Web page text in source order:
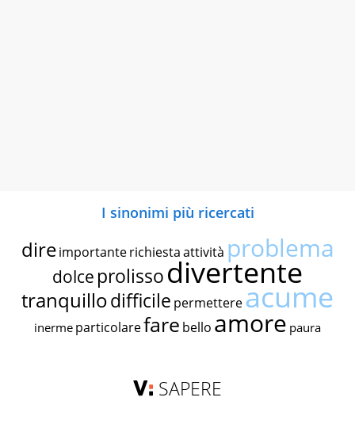
I sinonimi più ricercati
dire importante richiestaattività problema
dolce prolissodivertente
tranquillodifficile permettereacume
inerme particolarefare bello amore paura
SAPERE